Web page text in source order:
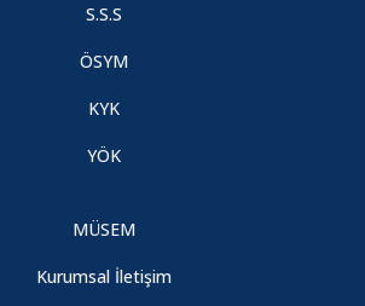
ÖĞRETİM YILI MEZUNİYET TÖRENİ
DİKKATİNE
SPOR YARDIM ve EĞİTİM VAKFI
ÖĞRENCİLERİ TESYEV BURSU
S.S.S
ÖSYM
KYK
YÖK
MÜSEM
Kurumsal İletişim